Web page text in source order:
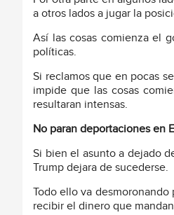
a otros lados a jugar la
Así las cosas comienza el
políticas.
Si reclamos que en pocas
impide que las cosas
resultaran intensas.
No paran deportaciones en
Si bien el asunto a dejado
Trump dejara de sucederse.
Todo ello va
recibir el dinero que